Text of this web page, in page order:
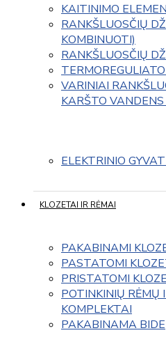
KAITINIMO
RANKŠLUOSČIŲ
KOMBINUOTI)
RANKŠLUOSČIŲ
VARINIAI
KARŠTO VANDENS
ELEKTRINIO
KLOZETAI IR RĖMAI
PAKABINAMI
PASTATOMI
PRISTATOMI
POTINKINIŲ
KOMPLEKTAI
PAKABINAMA BIDE